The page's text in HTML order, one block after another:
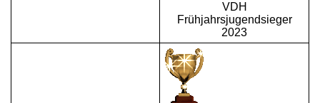
VDH
Frühjahrsjugendsieger
2023